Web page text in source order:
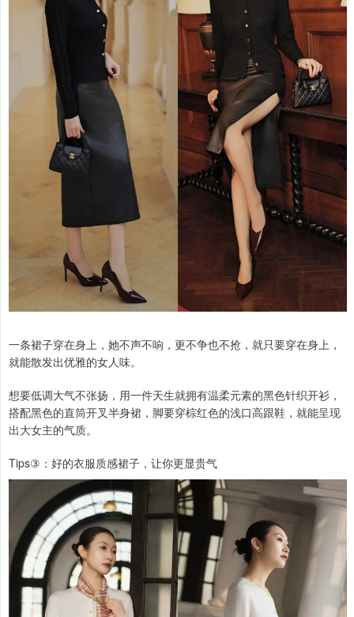
一条裙子穿在身上，她不声不响，更不争也不抢，就只要穿在身上，
就能散发出优雅的女人味。
想要低调大气不张扬，用一件天生就拥有温柔元素的黑色针织开衫，
搭配黑色的直筒开叉半身裙，脚要穿棕红色的浅口高跟鞋，就能呈现
出大女主的气质。
Tips③：好的衣服质感裙子，让你更显贵气